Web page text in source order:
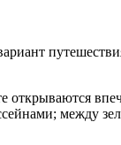
открываются
между